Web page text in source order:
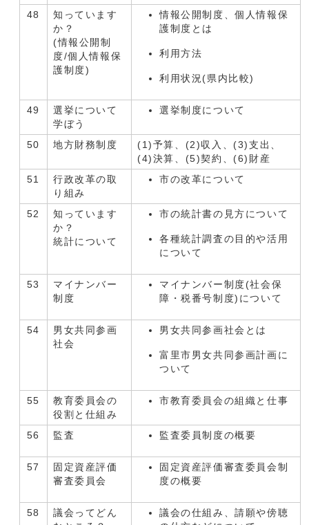
48
知っています
か？
(情報公開制
度/個人情報保
護制度)
情報公開制度、個人情報保
護制度とは
利用方法
利用状況(県内比較)
49
選挙について
学ぼう
選挙制度について
50 地方財務制度
(1)予算、(2)収入、(3)支出、
(4)決算、(5)契約、(6)財産
51
行政改革の取
り組み
市の改革について
52
知っています
か？
統計について
市の統計書の見方について
各種統計調査の目的や活用
について
53
マイナンバー
制度
マイナンバー制度(社会保
障・税番号制度)について
54
男女共同参画
社会
男女共同参画社会とは
富里市男女共同参画計画に
ついて
55
教育委員会の
役割と仕組み
市教育委員会の組織と仕事
56 監査 監査委員制度の概要
57
固定資産評価
審査委員会
固定資産評価審査委員会制
度の概要
58
議会ってどん
議会の仕組み、請願や傍聴